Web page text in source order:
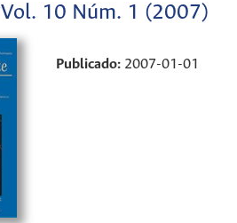
Vol. 10 Núm. 1 (2007)
Publicado: 2007-01-01